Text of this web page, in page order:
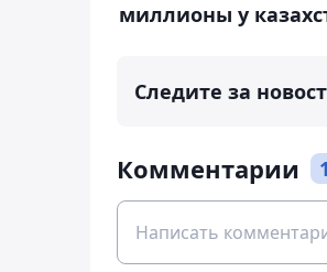
миллионы у
Следите за
Комментарии 1